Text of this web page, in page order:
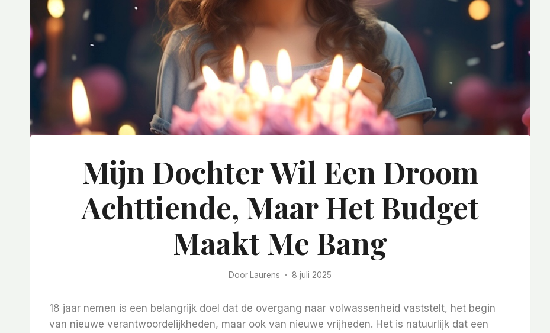
Mijn Dochter Wil Een Droom
Achttiende, Maar Het Budget
Maakt Me Bang
Door Laurens 8 juli 2025
18 jaar nemen is een belangrijk doel dat de overgang naar volwassenheid vaststelt, het begin
van nieuwe verantwoordelijkheden, maar ook van nieuwe vrijheden. Het is natuurlijk dat een